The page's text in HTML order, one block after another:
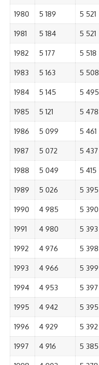
1980 5 189 5 521
1981 5 184 5 521
1982 5 177 5 518
1983 5 163 5 508
1984 5 145 5 495
1985 5 121 5 478
1986 5 099 5 461
1987 5 072 5 437
1988 5 049 5 415
1989 5 026 5 395
1990 4 985 5 390
1991 4 980 5 393
1992 4 976 5 398
1993 4 966 5 399
1994 4 953 5 397
1995 4 942 5 395
1996 4 929 5 392
1997 4 916 5 385